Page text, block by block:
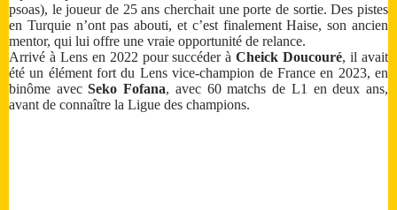
psoas), le joueur de 25 ans cherchait une porte de sortie. Des pistes
en Turquie n’ont pas abouti, et c’est finalement Haise, son ancien
mentor, qui lui offre une vraie opportunité de relance.
Arrivé à Lens en 2022 pour succéder àCheick Doucouré, il avait
été un élément fort du Lens vice-champion de France en 2023, en
binôme avecSeko Fofana, avec 60 matchs de L1 en deux ans,
avant de connaître la Ligue des champions.